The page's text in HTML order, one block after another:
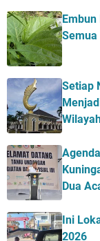
Setiap
Dua
Ini
2026